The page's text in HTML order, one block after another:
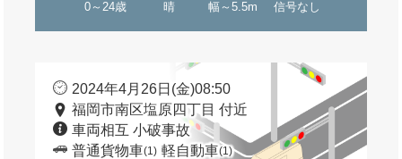
0～24歳 晴 幅～5.5m 信号なし
2024年4月26日(金)08:50
福岡市南区塩原四丁目 付近
車両相互 小破事故
普通貨物車(1) 軽自動車(1)